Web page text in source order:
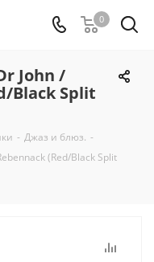
0
John /
Black Split
- Джаз и блюз. -
(Red/Black Split